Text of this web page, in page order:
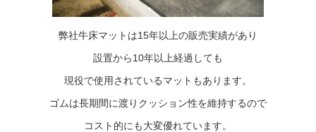
弊社牛床マットは15年以上の販売実績があり
設置から10年以上経過しても
現役で使用されているマットもあります。
ゴムは長期間に渡りクッション性を維持するので
コスト的にも大変優れています。